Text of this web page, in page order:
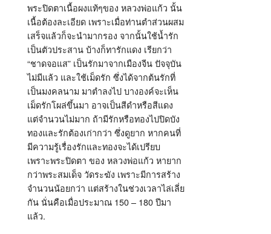
พระปิดตาเนื้อผงแท้ๆของ หลวงพ่อแก้ว นั้น
เนื้อต้องละเอียด เพราะเมื่อท่านตำส่วนผสม
เสร็จแล้วก็จะนำมากรอง จากนั้นใช้น้ำรัก
เป็นตัวประสาน บ้างก็ทารักแดง เรียกว่า
“ชาดจอแส” เป็นรักมาจากเมืองจีน ปัจจุบัน
ไม่มีแล้ว และใช้เม็ดรัก ซึ่งได้จากต้นรักที่
เป็นมงคลนาม มาตำลงไป บางองค์จะเห็น
เม็ดรักโผล่ขึ้นมา อาจเป็นสีดำหรือสีแดง
แต่จำนวนไม่มาก ถ้ามีรักหรือทองไปปิดบัง
ทองและรักต้องเก่ากว่า ซึ่งดูยาก หากคนที่
มีความรู้เรื่องรักและทองจะได้เปรียบ
เพราะพระปิดตา ของ หลวงพ่อแก้ว หายาก
กว่าพระสมเด็จ วัดระฆัง เพราะมีการสร้าง
จำนวนน้อยกว่า แต่สร้างในช่วงเวลาไล่เลี่ย
กัน นั่นคือเมื่อประมาณ 150 – 180 ปีมา
แล้ว.